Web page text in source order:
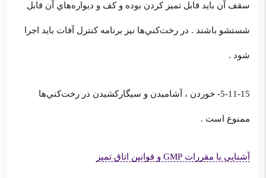
سقف آن بايد قابل تميز كردن بوده و كف و ديواره‌هاي آن قابل
شستشو باشند . در رخت‌كني‌ها نيز برنامه كنترل آفات بايد اجرا
شود .
5-11-15- خوردن ، آشاميدن و سيگاركشيدن در رخت‌كني‌ها
ممنوع است .
آشنایی با مقررات GMP و قوانین اتاق تمیز